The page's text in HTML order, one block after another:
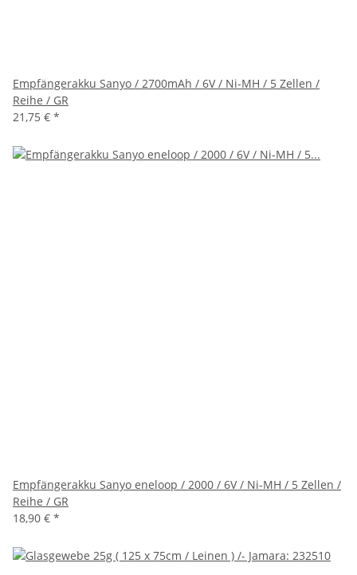
Empfängerakku Sanyo / 2700mAh / 6V / Ni-MH / 5 Zellen /
Reihe / GR
21,75 € *
Empfängerakku Sanyo eneloop / 2000 / 6V / Ni-MH / 5 Zellen /
Reihe / GR
18,90 € *